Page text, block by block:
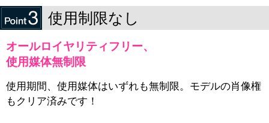
使用制限なし
オールロイヤリティフリー、
使用媒体無制限
使用期間、使用媒体はいずれも無制限。モデルの肖像権
もクリア済みです！